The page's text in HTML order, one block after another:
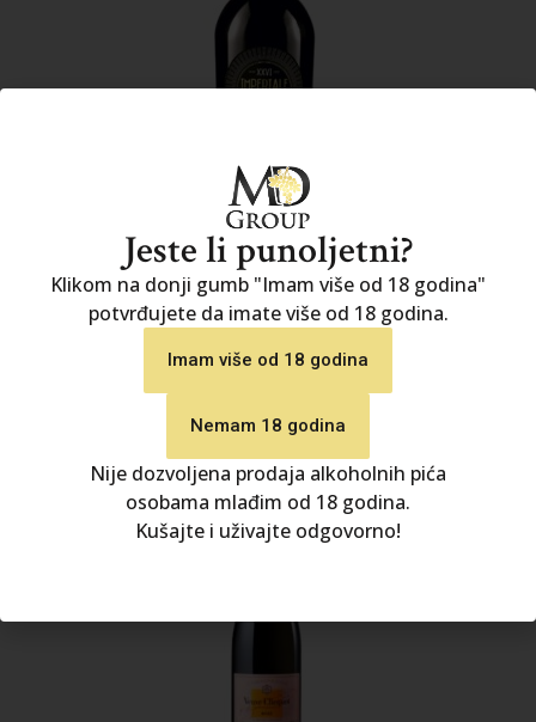
Imperiale Millesimato
7.50€
DODAJ U KOŠARICU
Jeste li punoljetni?
Klikom na donji gumb "Imam više od 18 godina"
potvrđujete da imate više od 18 godina.
Imam više od 18 godina
Nemam 18 godina
Nije dozvoljena prodaja alkoholnih pića
osobama mlađim od 18 godina.
Kušajte i uživajte odgovorno!